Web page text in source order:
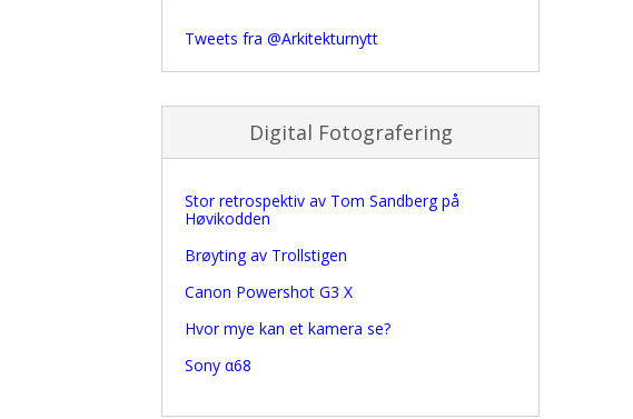
Tweets fra @Arkitekturnytt
Digital Fotografering
Stor retrospektiv av Tom Sandberg på
Høvikodden
Brøyting av Trollstigen
Canon Powershot G3 X
Hvor mye kan et kamera se?
Sony α68